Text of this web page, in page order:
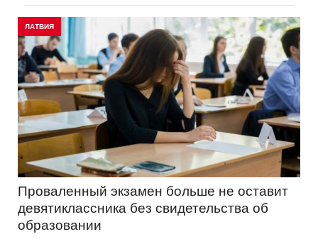
ЛАТВИЯ
Проваленный экзамен больше не оставит
девятиклассника без свидетельства об
образовании